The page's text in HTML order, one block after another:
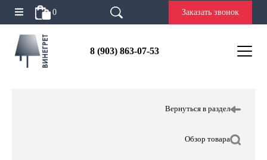
0 Заказать звонок
8 (903) 863-07-53
Вернуться в раздел
Обзор товара